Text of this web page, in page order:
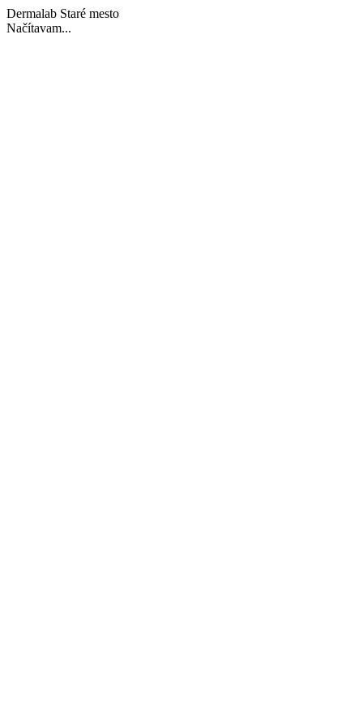
Dermalab Staré mesto
Načítavam...